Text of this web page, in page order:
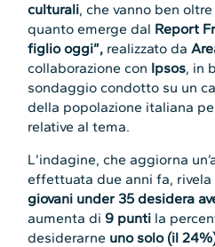
culturali, che vanno ben
quanto emerge dal Report
figlio oggi”, realizzato da
collaborazione con Ipsos, in
sondaggio condotto su un
della popolazione italiana
relative al tema.
L’indagine, che aggiorna
effettuata due anni fa, rivela
giovani under 35 desidera
aumenta di9 punti la
desiderarne uno solo (il